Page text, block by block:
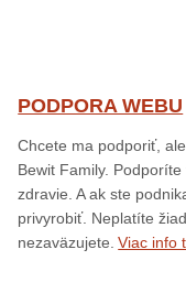
PODPORA WEBU
Chcete ma podporiť,
Bewit Family.
zdravie. A ak ste
privyrobiť. Neplatíte
nezaväzujete. Viac info